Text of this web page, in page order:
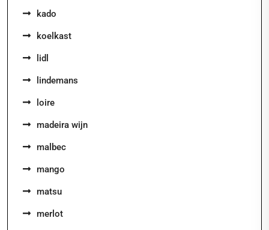
kado
koelkast
lidl
lindemans
loire
madeira wijn
malbec
mango
matsu
merlot